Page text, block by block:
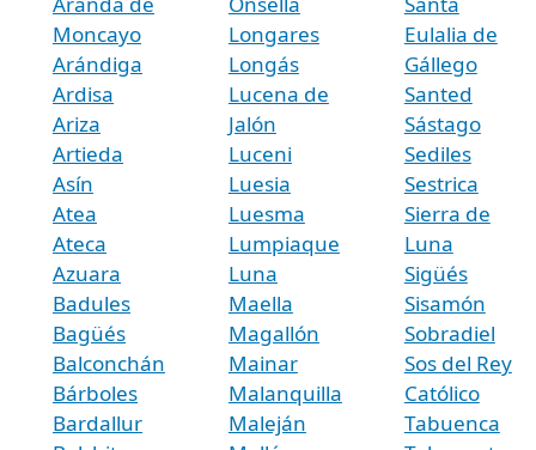
Moncayo
Arándiga
Ardisa
Ariza
Artieda
Asín
Atea
Ateca
Azuara
Badules
Bagüés
Balconchán
Bárboles
Bardallur
Longares
Longás
Lucena de
Jalón
Luceni
Luesia
Luesma
Lumpiaque
Luna
Maella
Magallón
Mainar
Malanquilla
Maleján
Eulalia de
Gállego
Santed
Sástago
Sediles
Sestrica
Sierra de
Luna
Sigüés
Sisamón
Sobradiel
Sos del Rey
Católico
Tabuenca